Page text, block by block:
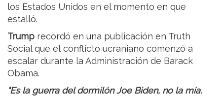
los Estados Unidos en el momento en que
estalló.
Trump recordó en una publicación en Truth
Social que el conflicto ucraniano comenzó a
escalar durante la Administración de Barack
Obama.
"Es la guerra del dormilón Joe Biden, no la mía.